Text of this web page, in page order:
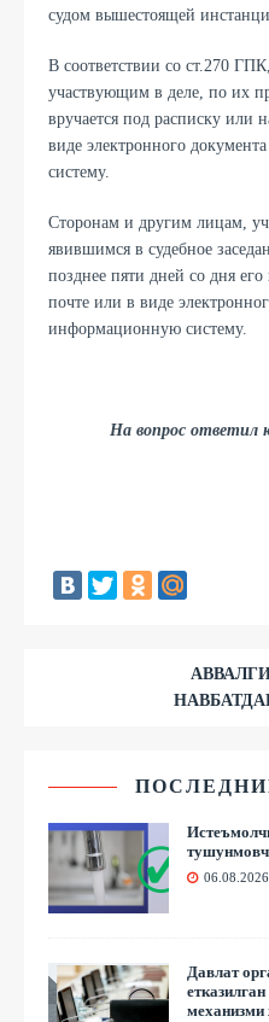
судом вышестоящей
В соответствии со ст.270
участвующим в деле, по их
вручается под расписку или
виде электронного
систему.
Сторонам и другим лицам,
явившимся в судебное
позднее пяти дней со дня
почте или в виде
информационную систему.
На вопрос ответил
06.08.2026
Давлат
механизми